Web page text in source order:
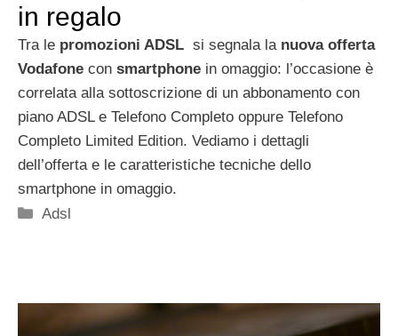
in regalo
Tra le promozioni ADSL si segnala la nuova offerta
Vodafone con smartphone in omaggio: l’occasione è
correlata alla sottoscrizione di un abbonamento con
piano ADSL e Telefono Completo oppure Telefono
Completo Limited Edition. Vediamo i dettagli
dell’offerta e le caratteristiche tecniche dello
smartphone in omaggio.
Categorie
Adsl